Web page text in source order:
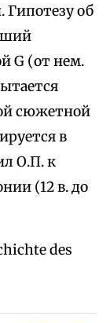
Гипотезу об
G (от нем.
сюжетной
в
О.П. к
(12 в. до
des